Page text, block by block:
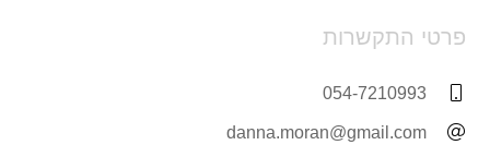
פרטי התקשרות
054-7210993
danna.moran@gmail.com